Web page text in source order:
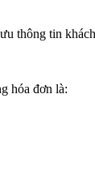
tin
hóa đơn là: